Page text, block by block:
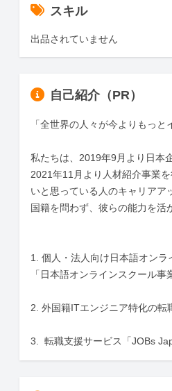
スキル
出品されていません
自己紹介（PR）
「全世界の人々が今よりもっと
私たちは、2019年9月より日本
2021年11月より人材紹介事業
いと思っている人のキャリアア
国籍を問わず、彼らの能力を活
1. 個人・法人向け日本語オンラ
「日本語オンラインスクール事
2. 外国籍ITエンジニア特化の
3.  転職支援サービス「JOBs